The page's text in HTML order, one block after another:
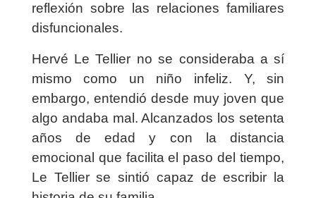
reflexión sobre las relaciones familiares
disfuncionales.
Hervé Le Tellier no se consideraba a sí
mismo como un niño infeliz. Y, sin
embargo, entendió desde muy joven que
algo andaba mal. Alcanzados los setenta
años de edad y con la distancia
emocional que facilita el paso del tiempo,
Le Tellier se sintió capaz de escribir la